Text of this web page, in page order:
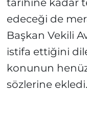
tarihine kadar
edeceği de
Başkan Vekili
istifa ettiğini
konunun
sözlerine ekledi.